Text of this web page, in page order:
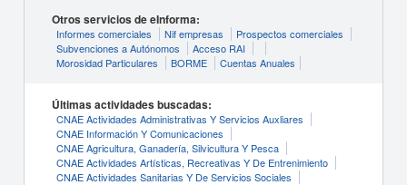
Otros servicios de eInforma:
Informes comerciales Nif empresas
Prospectos comerciales
Subvenciones a Autónomos
Acceso RAI
Morosidad Particulares
BORME Cuentas Anuales
Últimas actividades buscadas:
CNAE Actividades Administrativas Y Servicios Auxliares
CNAE Información Y Comunicaciones
CNAE Agricultura, Ganadería, Silvicultura Y Pesca
CNAE Actividades Artísticas, Recreativas Y De Entrenimiento
CNAE Actividades Sanitarias Y De Servicios Sociales